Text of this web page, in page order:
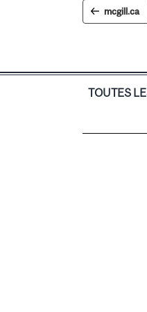
mcgill.ca
TOUTES